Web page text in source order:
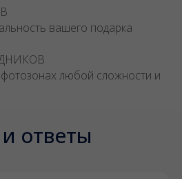
вашего подарка
любой сложности и
ответы